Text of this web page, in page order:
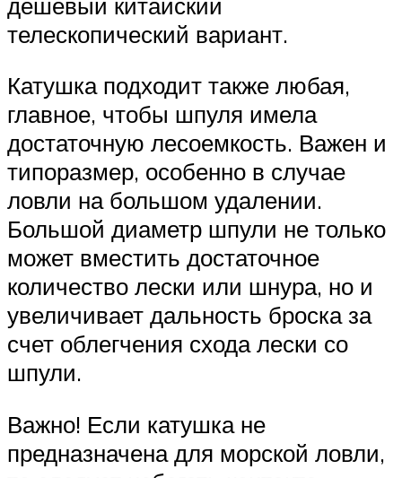
телескопический вариант.
Катушка подходит также любая,
главное, чтобы шпуля имела
достаточную лесоемкость. Важен и
типоразмер, особенно в случае
ловли на большом удалении.
Большой диаметр шпули не только
может вместить достаточное
количество лески или шнура, но и
увеличивает дальность броска за
счет облегчения схода лески со
шпули.
Важно! Если катушка не
предназначена для морской ловли,